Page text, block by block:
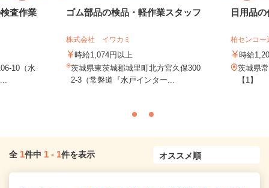
査作業
（水
ゴム部品の検品・軽作業スタッフ
株式会社 イワカミ
時給1,074円以上
茨城県東茨城郡城里町北方宮久保300
2-3（常磐道『水戸インター...
日用品
柏センコ
時給
茨城県
【1】
全 1件中 1 - 1件を表示